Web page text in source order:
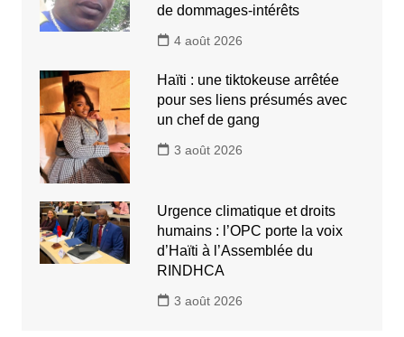
de dommages-intérêts
4 août 2026
Haïti : une tiktokeuse arrêtée
pour ses liens présumés avec
un chef de gang
3 août 2026
Urgence climatique et droits
humains : l’OPC porte la voix
d’Haïti à l’Assemblée du
RINDHCA
3 août 2026